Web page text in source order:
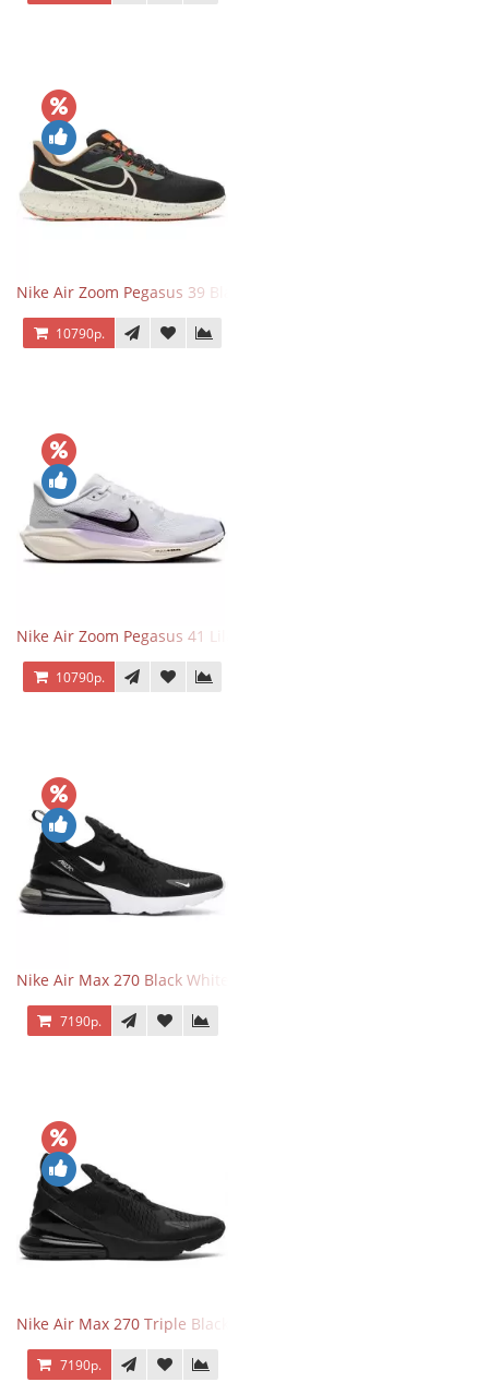
Nike Air Zoom Pegasus 39 Black White Orange
10790р.
Nike Air Zoom Pegasus 41 Lilac Bloom
10790р.
Nike Air Max 270 Black White
7190р.
Nike Air Max 270 Triple Black
7190р.